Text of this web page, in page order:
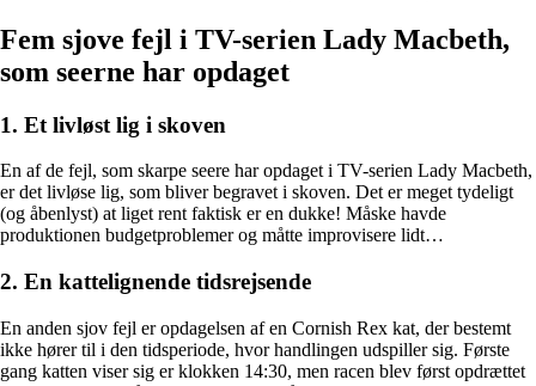
Fem sjove fejl i TV-serien Lady Macbeth,
som seerne har opdaget
1. Et livløst lig i skoven
En af de fejl, som skarpe seere har opdaget i TV-serien Lady Macbeth,
er det livløse lig, som bliver begravet i skoven. Det er meget tydeligt
(og åbenlyst) at liget rent faktisk er en dukke! Måske havde
produktionen budgetproblemer og måtte improvisere lidt…
2. En kattelignende tidsrejsende
En anden sjov fejl er opdagelsen af en Cornish Rex kat, der bestemt
ikke hører til i den tidsperiode, hvor handlingen udspiller sig. Første
gang katten viser sig er klokken 14:30, men racen blev først opdrættet